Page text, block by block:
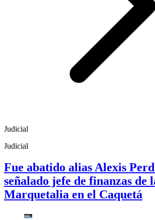
Judicial
Judicial
Fue abatido alias Alexis
señalado jefe de finanzas de
Marquetalia en el Caquetá